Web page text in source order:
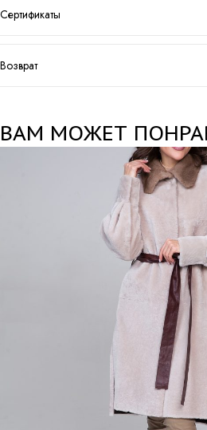
Сертификаты
Возврат
ВАМ МОЖЕТ